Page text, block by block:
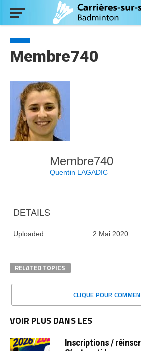
Membre740
Membre740
Quentin LAGADIC
DETAILS
Uploaded 2 Mai 2020
RELATED TOPICS
CLIQUE POUR
VOIR PLUS DANS LES
Inscriptions /